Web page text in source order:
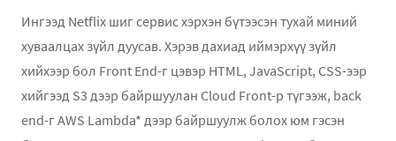
Ингээд Netflix шиг сервис хэрхэн бүтээсэн тухай миний
хуваалцах зүйл дуусав. Хэрэв дахиад иймэрхүү зүйл
хийхээр бол Front End-г цэвэр HTML, JavaScript, CSS-ээр
хийгээд S3 дээр байршуулан Cloud Front-р түгээж, back
end-г AWS Lambda* дээр байршуулж болох юм гэсэн